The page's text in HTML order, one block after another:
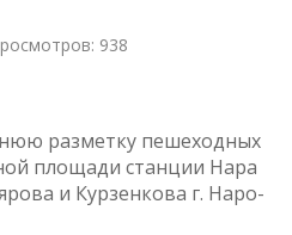
938
разметку пешеходных
площади станции Нара
и Курзенкова г. Наро-